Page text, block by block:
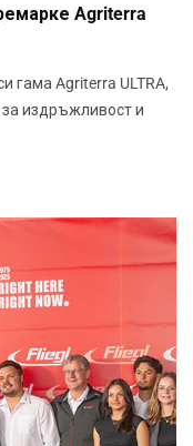
Agriterra
гама Agriterra ULTRA,
издръжливост и